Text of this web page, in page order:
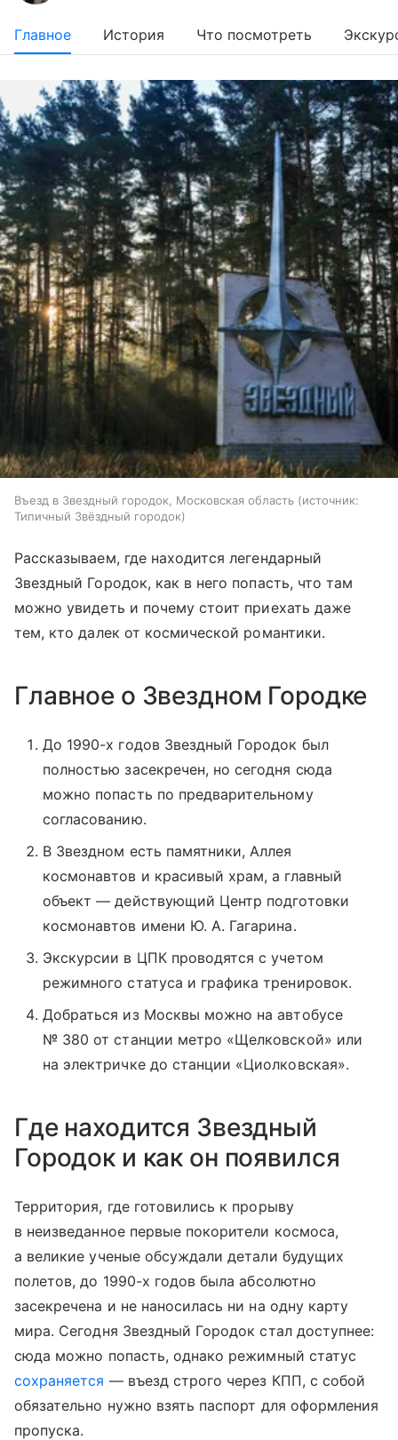
Главное История Что посмотреть
Въезд в Звездный городок, Московская область
источник:
Типичный Звёздный городок
Рассказываем, где находится легендарный
Звездный Городок, как в него попасть, что там
можно увидеть и почему стоит приехать даже
тем, кто далек от космической романтики.
Главное о Звездном Городке
До 1990-х годов Звездный Городок был
полностью засекречен, но сегодня сюда
можно попасть по предварительному
согласованию.
В Звездном есть памятники, Аллея
космонавтов и красивый храм, а главный
объект — действующий Центр подготовки
космонавтов имени Ю. А. Гагарина.
Экскурсии в ЦПК проводятся с учетом
режимного статуса и графика тренировок.
Добраться из Москвы можно на автобусе
№ 380 от станции метро «Щелковской» или
на электричке до станции «Циолковская».
Где находится Звездный
Городок и как он появился
Территория, где готовились к прорыву
в неизведанное первые покорители космоса,
а великие ученые обсуждали детали будущих
полетов, до 1990-х годов была абсолютно
засекречена и не наносилась ни на одну карту
мира. Сегодня Звездный Городок стал доступнее:
сюда можно попасть, однако режимный статус
сохраняется — въезд строго через КПП, с собой
обязательно нужно взять паспорт для оформления
пропуска.